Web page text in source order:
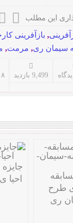
این مطلب
, بازآفرینی
سیمان ری, مرمت,
9,499 بازدید
طرح
ری